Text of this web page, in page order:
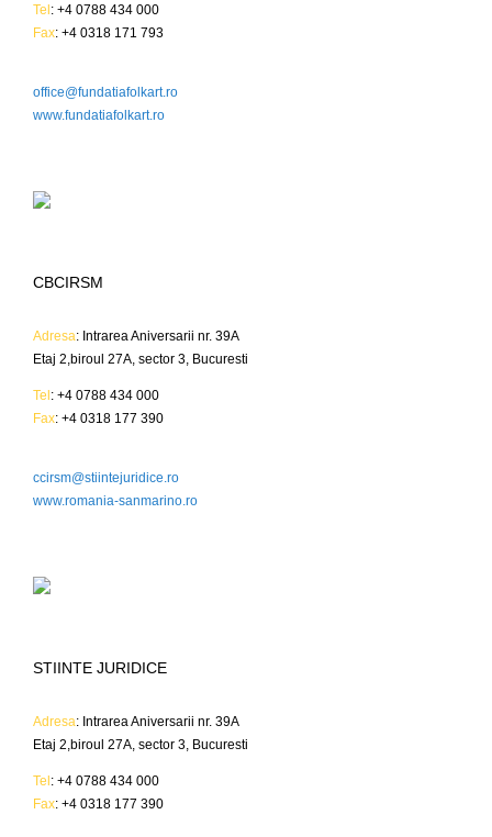
Tel: +4 0788 434 000
Fax: +4 0318 171 793
office@fundatiafolkart.ro
www.fundatiafolkart.ro
CBCIRSM
Adresa: Intrarea Aniversarii nr. 39A
Etaj 2,biroul 27A, sector 3, Bucuresti
Tel: +4 0788 434 000
Fax: +4 0318 177 390
ccirsm@stiintejuridice.ro
www.romania-sanmarino.ro
STIINTE JURIDICE
Adresa: Intrarea Aniversarii nr. 39A
Etaj 2,biroul 27A, sector 3, Bucuresti
Tel: +4 0788 434 000
Fax: +4 0318 177 390